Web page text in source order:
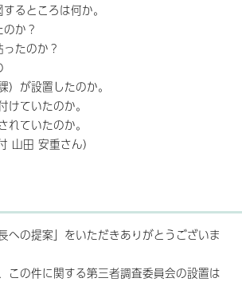
るところは何か。
か？
たのか？
）が設置したのか。
けていたのか。
れていたのか。
山田 安重さん）
への提案」をいただきありがとうございま
この件に関する第三者調査委員会の設置は